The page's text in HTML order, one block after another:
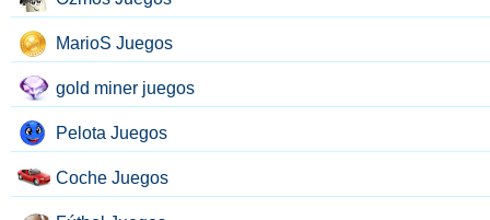
MarioS Juegos
gold miner juegos
Pelota Juegos
Coche Juegos